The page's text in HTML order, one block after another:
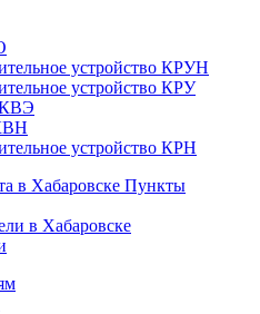
устройство КРУН
устройство КРУ
устройство КРН
Пункты